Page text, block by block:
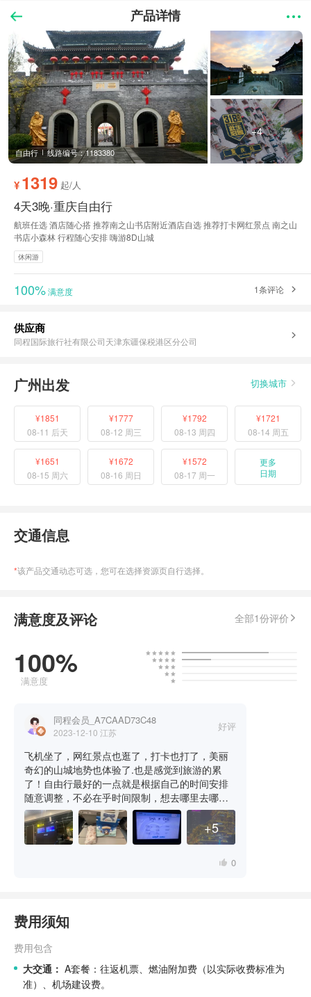
产品详情
自由行 线路编号：1183380
+4
¥1319 起/人
4天3晚·重庆自由行
航班任选 酒店随心搭 推荐南之山书店附近酒店自选 推荐打卡网红景点 南之山
书店小森林 行程随心安排 嗨游8D山城
休闲游
100%满意度 1条评论
供应商
同程国际旅行社有限公司天津东疆保税港区分公司
广州出发 切换城市
¥1851
08-11 后天
¥1777
08-12 周三
¥1792
08-13 周四
¥1721
08-14 周五
¥1651
08-15 周六
¥1672
08-16 周日
¥1572
08-17 周一
更多
日期
交通信息
*该产品交通动态可选，您可在选择资源页自行选择。
满意度及评论 全部1份评价
100%
满意度
同程会员_A7CAAD73C48
2023-12-10 江苏 好评
飞机坐了，网红景点也逛了，打卡也打了，美丽
奇幻的山城地势也体验了.也是感觉到旅游的累
了！自由行最好的一点就是根据自己的时间安排
随意调整，不必在乎时间限制，想去哪里去哪
里，想玩多久玩多久！大人小孩非常的开心.酒店
住宿：酒店非常干净，连续三晚都住一间，行李
不用搬来搬去，离长江索道和解放碑洪崖洞都很
&lt;br&gt;推荐美食：美食嘛，略微品尝就好，太
+5
0
费用须知
费用包含
大交通： A套餐：往返机票、燃油附加费（以实际收费标准为
准）、机场建设费。